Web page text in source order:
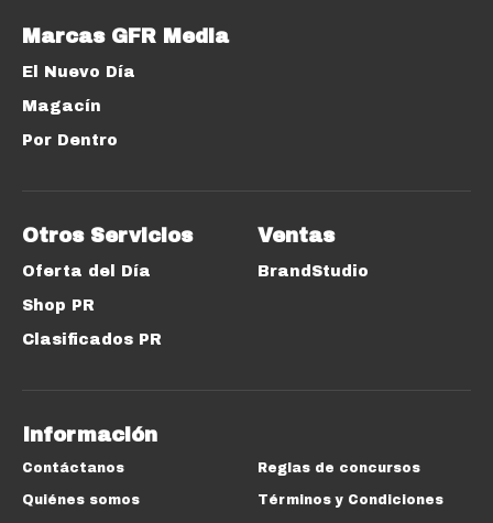
Marcas GFR Media
El Nuevo Día
Magacín
Por Dentro
Otros Servicios
Oferta del Día
Shop PR
Clasificados PR
Ventas
BrandStudio
Información
Contáctanos
Quiénes somos
Reglas de concursos
Términos y Condiciones